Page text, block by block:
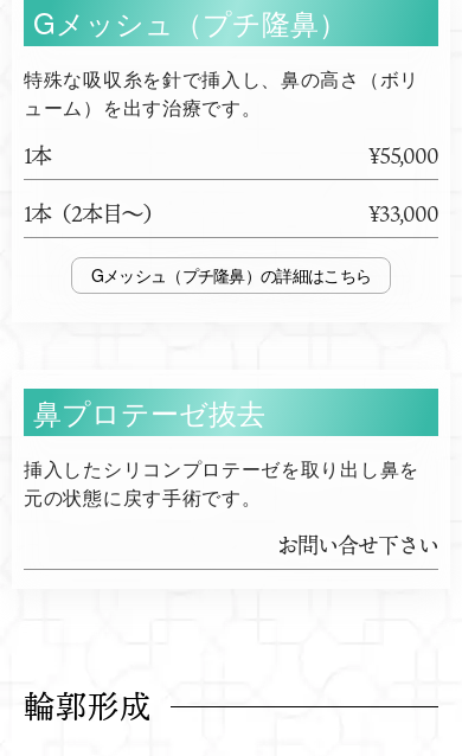
Gメッシュ（プチ隆鼻）
特殊な吸収糸を針で挿入し、鼻の高さ（ボリ
ューム）を出す治療です。
1本
¥55,000
1本（2本目～）
¥33,000
Gメッシュ（プチ隆鼻）
鼻プロテーゼ抜去
挿入したシリコンプロテーゼを取り出し鼻を
元の状態に戻す手術です。
お問い合せ下さい
輪郭形成